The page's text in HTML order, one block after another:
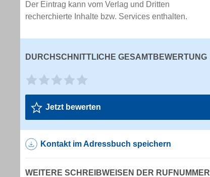
Der Eintrag kann vom Verlag und Dritten
recherchierte Inhalte bzw. Services enthalten.
DURCHSCHNITTLICHE GESAMTBEWERTUNG
Jetzt bewerten
Kontakt im Adressbuch speichern
WEITERE SCHREIBWEISEN DER RUFNUMMER